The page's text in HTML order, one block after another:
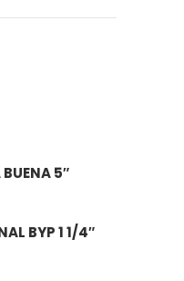
5″
BYP 1 1/4″